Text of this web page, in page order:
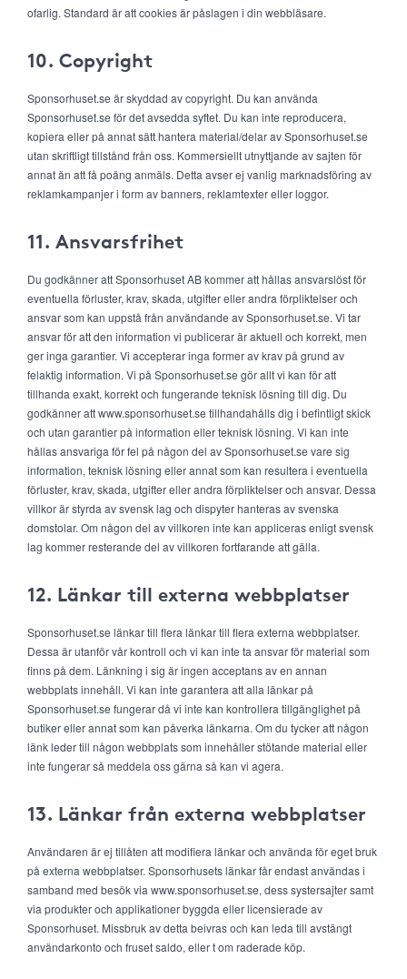
ofarlig. Standard är att cookies är påslagen i din webbläsare.
10. Copyright
Sponsorhuset.se är skyddad av copyright. Du kan använda
Sponsorhuset.se för det avsedda syftet. Du kan inte reproducera,
kopiera eller på annat sätt hantera material/delar av Sponsorhuset.se
utan skriftligt tillstånd från oss. Kommersiellt utnyttjande av sajten för
annat än att få poäng anmäls. Detta avser ej vanlig marknadsföring av
reklamkampanjer i form av banners, reklamtexter eller loggor.
11. Ansvarsfrihet
Du godkänner att Sponsorhuset AB kommer att hållas ansvarslöst för
eventuella förluster, krav, skada, utgifter eller andra förpliktelser och
ansvar som kan uppstå från användande av Sponsorhuset.se. Vi tar
ansvar för att den information vi publicerar är aktuell och korrekt, men
ger inga garantier. Vi accepterar inga former av krav på grund av
felaktig information. Vi på Sponsorhuset.se gör allt vi kan för att
tillhanda exakt, korrekt och fungerande teknisk lösning till dig. Du
godkänner att www.sponsorhuset.se tillhandahålls dig i befintligt skick
och utan garantier på information eller teknisk lösning. Vi kan inte
hållas ansvariga för fel på någon del av Sponsorhuset.se vare sig
information, teknisk lösning eller annat som kan resultera i eventuella
förluster, krav, skada, utgifter eller andra förpliktelser och ansvar. Dessa
villkor är styrda av svensk lag och dispyter hanteras av svenska
domstolar. Om någon del av villkoren inte kan appliceras enligt svensk
lag kommer resterande del av villkoren fortfarande att gälla.
12. Länkar till externa webbplatser
Sponsorhuset.se länkar till flera länkar till flera externa webbplatser.
Dessa är utanför vår kontroll och vi kan inte ta ansvar för material som
finns på dem. Länkning i sig är ingen acceptans av en annan
webbplats innehåll. Vi kan inte garantera att alla länkar på
Sponsorhuset.se fungerar då vi inte kan kontrollera tillgänglighet på
butiker eller annat som kan påverka länkarna. Om du tycker att någon
länk leder till någon webbplats som innehåller stötande material eller
inte fungerar så meddela oss gärna så kan vi agera.
13. Länkar från externa webbplatser
Användaren är ej tillåten att modifiera länkar och använda för eget bruk
på externa webbplatser. Sponsorhusets länkar får endast användas i
samband med besök via www.sponsorhuset.se, dess systersajter samt
via produkter och applikationer byggda eller licensierade av
Sponsorhuset. Missbruk av detta beivras och kan leda till avstängt
användarkonto och fruset saldo, eller t om raderade köp.